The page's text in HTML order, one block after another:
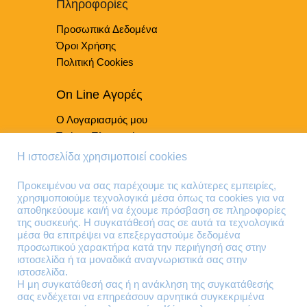
σελίδα
του
προϊόντος
Πληροφορίες
Προσωπικά Δεδομένα
Όροι Χρήσης
Πολιτική Cookies
On Line Αγορές
Ο Λογαριασμός μου
Τρόποι Πληρωμής
Τρόποι Παράδοσης
Τηλέφωνα Επικοινωνίας
210 41 13 636
210 41 13 280
Διεύθυνση
Θηβών 220
Η ιστοσελίδα χρησιμοποιεί cookies
Προκειμένου να σας παρέχουμε τις καλύτερες εμπειρίες,
χρησιμοποιούμε τεχνολογικά μέσα όπως τα cookies για να
αποθηκεύουμε και/ή να έχουμε πρόσβαση σε πληροφορίες
της συσκευής. Η συγκατάθεσή σας σε αυτά τα τεχνολογικά
μέσα θα επιτρέψει να επεξεργαστούμε δεδομένα
προσωπικού χαρακτήρα κατά την περιήγησή σας στην
ιστοσελίδα ή τα μοναδικά αναγνωριστικά σας στην
ιστοσελίδα.
Η μη συγκατάθεσή σας ή η ανάκληση της συγκατάθεσής
σας ενδέχεται να επηρεάσουν αρνητικά συγκεκριμένα